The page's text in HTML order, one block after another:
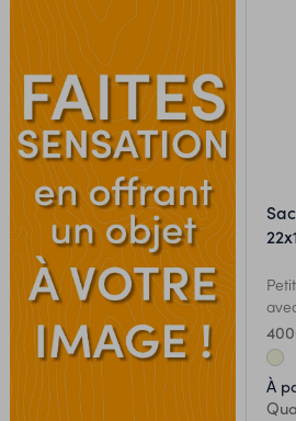
sac cadeau publicitaire
105
À